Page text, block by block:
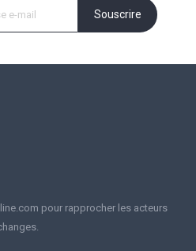
Souscrire
pour rapprocher les acteurs